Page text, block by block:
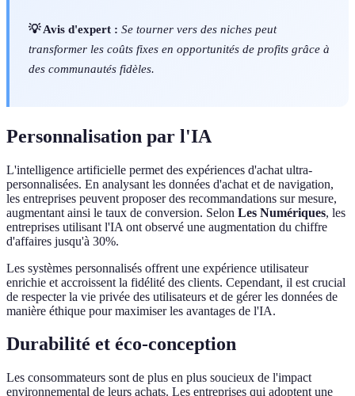
💡 Avis d'expert : Se tourner vers des niches peut
transformer les coûts fixes en opportunités de profits grâce à
des communautés fidèles.
Personnalisation par l'IA
L'intelligence artificielle permet des expériences d'achat ultra-
personnalisées. En analysant les données d'achat et de navigation,
les entreprises peuvent proposer des recommandations sur mesure,
augmentant ainsi le taux de conversion. Selon Les Numériques, les
entreprises utilisant l'IA ont observé une augmentation du chiffre
d'affaires jusqu'à 30%.
Les systèmes personnalisés offrent une expérience utilisateur
enrichie et accroissent la fidélité des clients. Cependant, il est crucial
de respecter la vie privée des utilisateurs et de gérer les données de
manière éthique pour maximiser les avantages de l'IA.
Durabilité et éco-conception
Les consommateurs sont de plus en plus soucieux de l'impact
environnemental de leurs achats. Les entreprises qui adoptent une